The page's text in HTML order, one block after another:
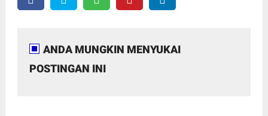
ANDA MUNGKIN MENYUKAI
POSTINGAN INI